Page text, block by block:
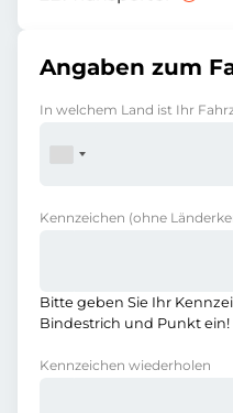
Angaben zum
In welchem Land ist Ihr
Kennzeichen (ohne
Bitte geben Sie Ihr
Bindestrich und Punkt ein!
Kennzeichen wiederholen